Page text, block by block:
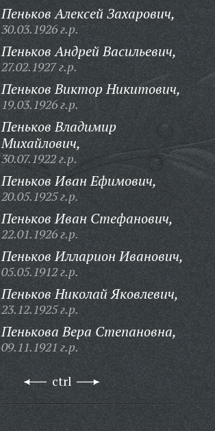
Пеньков Алексей Захарович,
30.03.1926 г.р.
Пеньков Андрей Васильевич,
27.02.1927 г.р.
Пеньков Виктор Никитович,
19.03.1926 г.р.
Пеньков Владимир
Михайлович,
30.07.1922 г.р.
Пеньков Иван Ефимович,
20.05.1925 г.р.
Пеньков Иван Стефанович,
22.01.1926 г.р.
Пеньков Илларион Иванович,
05.05.1912 г.р.
Пеньков Николай Яковлевич,
23.12.1925 г.р.
Пенькова Вера Степановна,
09.11.1921 г.р.
ctrl